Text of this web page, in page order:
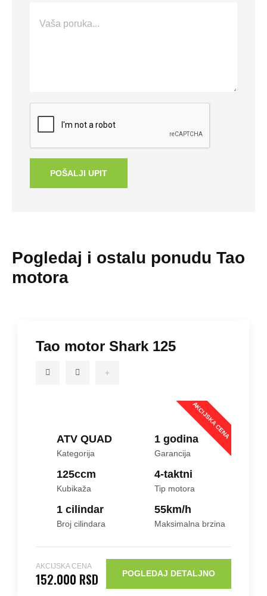
POŠALJI UPIT
Pogledaj i ostalu ponudu Tao
motora
Tao motor Shark 125
AKCIJSKA CENA
ATV QUAD
Kategorija
1 godina
Garancija
125ccm
Kubikaža
4-taktni
Tip motora
1 cilindar
Broj cilindara
55km/h
Maksimalna brzina
AKCIJSKA CENA
152.000 RSD POGLEDAJ DETALJNO